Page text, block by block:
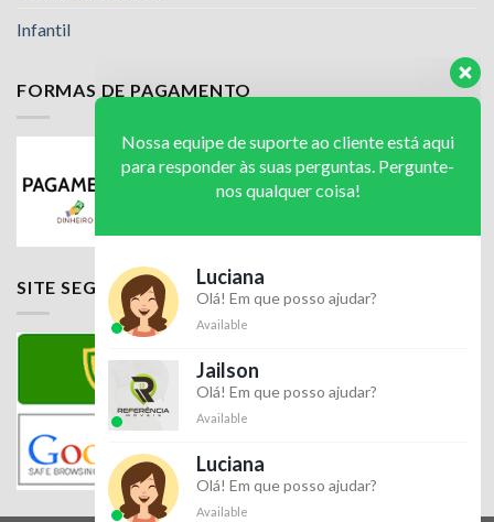
Infantil
FORMAS DE PAGAMENTO
SITE SEGURO
Nossa equipe de suporte ao cliente está aqui
para responder às suas perguntas. Pergunte-
nos qualquer coisa!
Luciana
Olá! Em que posso ajudar?
Available
Jailson
Olá! Em que posso ajudar?
Available
Luciana
Olá! Em que posso ajudar?
Available